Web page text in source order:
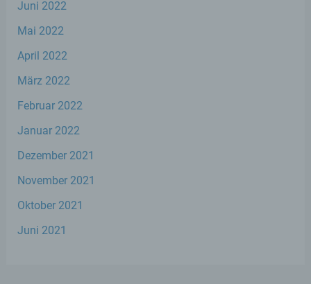
Juni 2022
Mai 2022
April 2022
März 2022
Februar 2022
Januar 2022
Dezember 2021
November 2021
Oktober 2021
Juni 2021
personenbezogener Daten mit dem Ziel,
Profiling ist jede Art der automatisierten
die darin besteht, dass diese
werden, um bestimmte persönliche